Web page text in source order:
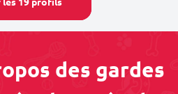
des gardes